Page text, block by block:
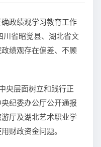
政绩观学习教育工作
川省昭觉县、湖北省文
绩观存在偏差、不顾
央层面树立和践行正
纪委办公厅公开通报
厅及湖北艺术职业学
财政资金问题。